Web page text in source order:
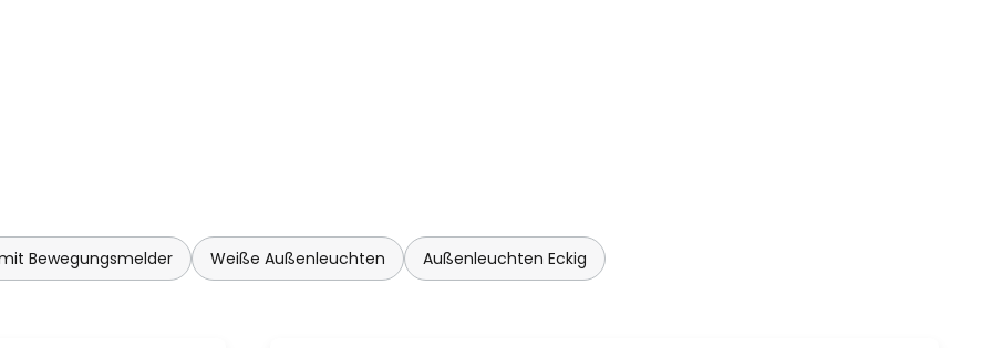
Bewegungsmelder Weiße Außenleuchten Außenleuchten Eckig